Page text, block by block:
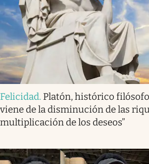
Felicidad. Platón, histórico
viene de la disminución de las
multiplicación de los deseos”